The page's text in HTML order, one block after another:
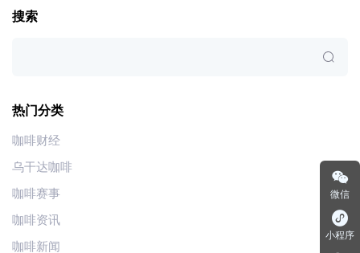
搜索
热门分类
咖啡财经
乌干达咖啡
咖啡赛事
咖啡资讯
咖啡新闻
微信
小程序